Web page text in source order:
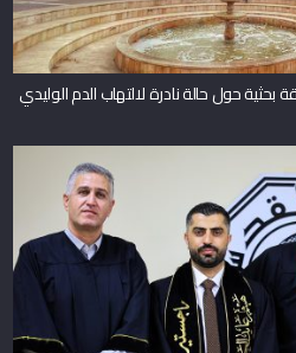
حول حالة نادرة لالتهاب الدم الوليدي